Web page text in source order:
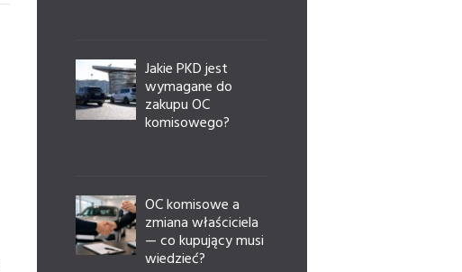
Jakie PKD jest
wymagane do
zakupu OC
komisowego?
OC komisowe a
zmiana właściciela
— co kupujący musi
wiedzieć?